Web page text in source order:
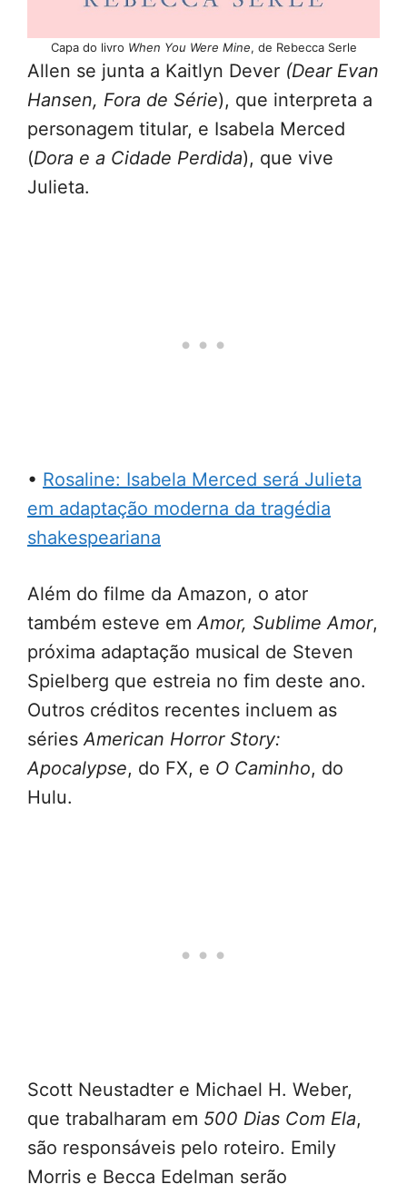
Capa do livro When You Were Mine, de Rebecca Serle
Allen se junta a Kaitlyn Dever (Dear Evan
Hansen, Fora de Série), que interpreta a
personagem titular, e Isabela Merced
(Dora e a Cidade Perdida), que vive
Julieta.
• Rosaline: Isabela Merced será Julieta
em adaptação moderna da tragédia
shakespeariana
Além do filme da Amazon, o ator
também esteve emAmor, Sublime Amor,
próxima adaptação musical de Steven
Spielberg que estreia no fim deste ano.
Outros créditos recentes incluem as
sériesAmerican Horror Story:
Apocalypse, do FX, e O Caminho, do
Hulu.
Scott Neustadter e Michael H. Weber,
que trabalharam em 500 Dias Com Ela,
são responsáveis pelo roteiro. Emily
Morris e Becca Edelman serão